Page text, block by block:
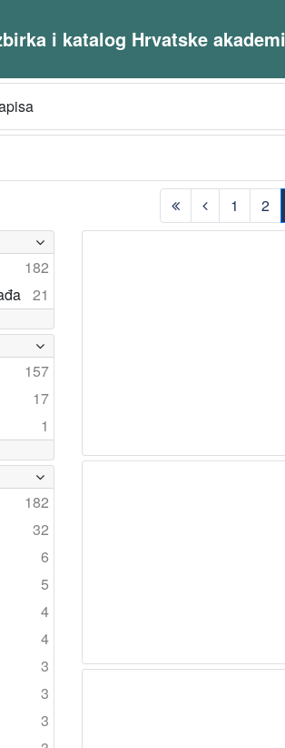
i katalog Hrvatske
1 2
182
21
157
17
1
182
32
6
5
4
4
3
3
3